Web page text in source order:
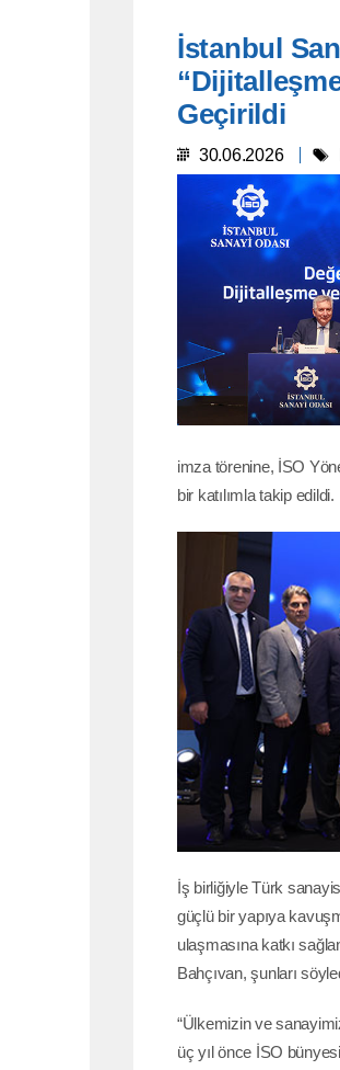
İstanbul
Geçirildi
30.06.2026
imza törenine, İSO
bir katılımla takip edildi.
İş birliğiyle Türk
güçlü bir yapıya
ulaşmasına katkı
Bahçıvan, şunları
“Ülkemizin ve
üç yıl önce İSO